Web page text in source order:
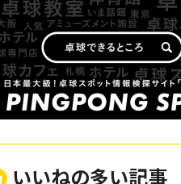
いいねの多い記事